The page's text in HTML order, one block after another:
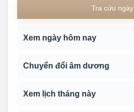
Tra cứu ngày
Xem ngày hôm nay
Chuyển đổi âm dương
Xem lịch tháng này